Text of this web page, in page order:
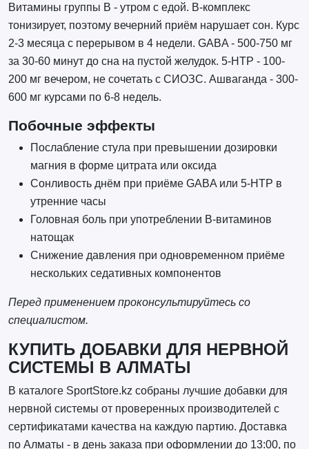
Витамины группы B - утром с едой. B-комплекс
тонизирует, поэтому вечерний приём нарушает сон. Курс
2-3 месяца с перерывом в 4 недели. GABA - 500-750 мг
за 30-60 минут до сна на пустой желудок. 5-HTP - 100-
200 мг вечером, не сочетать с СИОЗС. Ашваганда - 300-
600 мг курсами по 6-8 недель.
Побочные эффекты
Послабление стула при превышении дозировки
магния в форме цитрата или оксида
Сонливость днём при приёме GABA или 5-HTP в
утренние часы
Головная боль при употреблении B-витаминов
натощак
Снижение давления при одновременном приёме
нескольких седативных компонентов
Перед применением проконсультируйтесь со
специалистом.
КУПИТЬ ДОБАВКИ ДЛЯ НЕРВНОЙ
СИСТЕМЫ В АЛМАТЫ
В каталоге SportStore.kz собраны лучшие добавки для
нервной системы от проверенных производителей с
сертификатами качества на каждую партию. Доставка
по Алматы - в день заказа при оформлении до 13:00, по